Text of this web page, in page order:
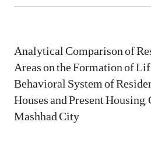
Analytical Comparison of
Areas on the Formation of
Behavioral System of
Houses and Present Housing,
Mashhad City